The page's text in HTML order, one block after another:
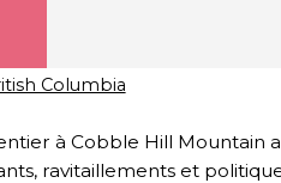
Columbia
à Cobble Hill Mountain
ravitaillements et